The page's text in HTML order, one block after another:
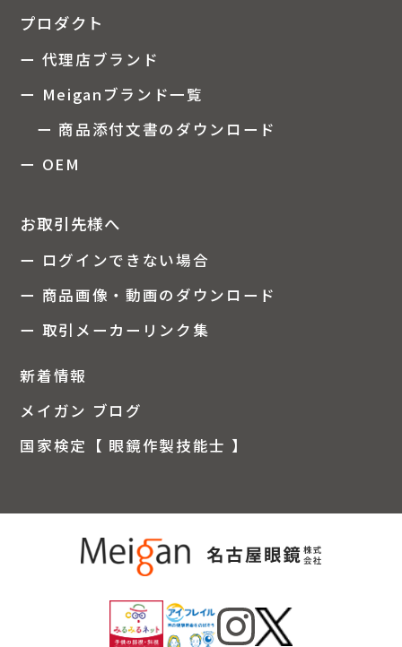
プロダクト
ー 代理店ブランド
ー Meiganブランド一覧
ー 商品添付文書のダウンロード
ー OEM
お取引先様へ
ー ログインできない場合
ー 商品画像・動画のダウンロード
ー 取引メーカーリンク集
新着情報
メイガン ブログ
国家検定【 眼鏡作製技能士 】